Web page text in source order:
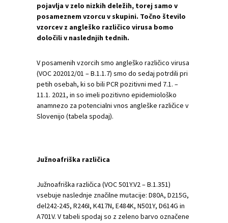
pojavlja v zelo nizkih deležih, torej samo v
posameznem vzorcu v skupini. Točno število
vzorcev z angleško različico virusa bomo
določili v naslednjih tednih.
V posamenih vzorcih smo angleško različico virusa
(VOC 202012/01 – B.1.1.7) smo do sedaj potrdili pri
petih osebah, ki so bili PCR pozitivni med 7.1. –
11.1. 2021, in so imeli pozitivno epidemiološko
anamnezo za potencialni vnos angleške različice v
Slovenijo (tabela spodaj).
Južnoafriška različica
Južnoafriška različica (VOC 501Y.V2 – B.1.351)
vsebuje naslednje značilne mutacije: D80A, D215G,
del242-245, R246I, K417N, E484K, N501Y, D614G in
A701V. V tabeli spodaj so z zeleno barvo označene